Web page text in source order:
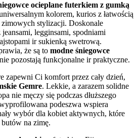
ocieplane futerkiem z gumką
kolorem, kurios z łatwością
zimowych stylizacji. Doskonale
legginsami, spodniami
ir sukienką swetrową.
że są to modne śniegowce
pozostają funkcjonalne ir praktyczne.
zapewni Ci komfort przez cały dzień,
Gemre. Lekkie, a zarazem solidne
nie męczy się podczas dłuższego
podeszwa wspiera
wybór dla kobiet aktywnych, które
na zimę.